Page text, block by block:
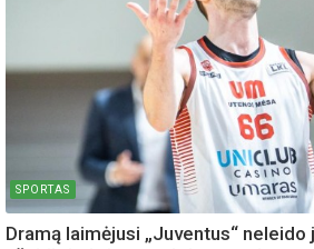
SPORTAS
Dramą laimėjusi „Juventus“ neleido